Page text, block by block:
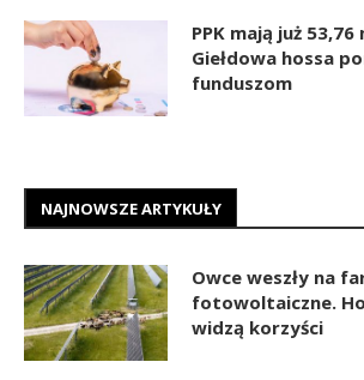
PPK mają już
Giełdowa hossa
funduszom
NAJNOWSZE ARTYKUŁY
Owce weszły na
fotowoltaiczne.
widzą korzyści